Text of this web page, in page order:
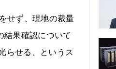
せず、現地の裁量
結果確認について
らせる、というス